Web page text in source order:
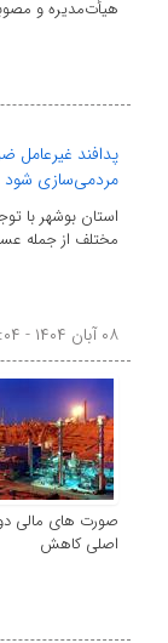
هیأت‌مدیره و
پدافند غیرعامل
مردمی‌سازی شود
استان بوشهر با
مختلف از جمله
۰۸ آبان ۱۴۰۴ - ۱۲:۰۴
اصلی کاهش